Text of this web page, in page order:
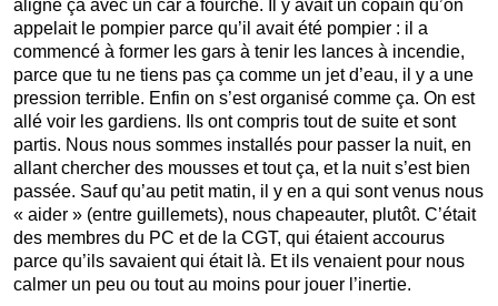
aligné ça avec un car à fourche. Il y avait un copain qu’on
appelait le pompier parce qu’il avait été pompier : il a
commencé à former les gars à tenir les lances à incendie,
parce que tu ne tiens pas ça comme un jet d’eau, il y a une
pression terrible. Enfin on s’est organisé comme ça. On est
allé voir les gardiens. Ils ont compris tout de suite et sont
partis. Nous nous sommes installés pour passer la nuit, en
allant chercher des mousses et tout ça, et la nuit s’est bien
passée. Sauf qu’au petit matin, il y en a qui sont venus nous
« aider » (entre guillemets), nous chapeauter, plutôt. C’était
des membres du PC et de la CGT, qui étaient accourus
parce qu’ils savaient qui était là. Et ils venaient pour nous
calmer un peu ou tout au moins pour jouer l’inertie.